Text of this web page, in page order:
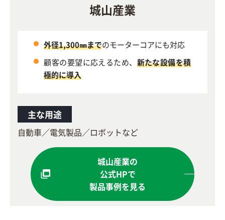
城山産業
外径1,300㎜までのモーターコアにも対応
顧客の要望に応えるため、 新たな設備を積
極的に導入
主な用途
自動車／電気製品／ロボットなど
城山産業の
公式HPで
製品事例を見る